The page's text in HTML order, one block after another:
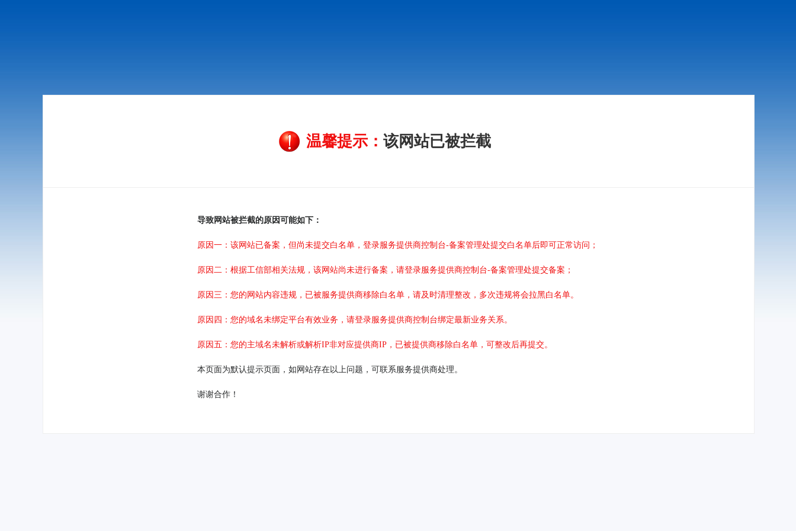
温馨提示： 该网站已被拦截
导致网站被拦截的原因可能如下：
原因一：该网站已备案，但尚未提交白名单，登录服务提供商控制台-备案管理处提交白名单后即可正常访问；
原因二：根据工信部相关法规，该网站尚未进行备案，请登录服务提供商控制台-备案管理处提交备案；
原因三：您的网站内容违规，已被服务提供商移除白名单，请及时清理整改，多次违规将会拉黑白名单。
原因四：您的域名未绑定平台有效业务，请登录服务提供商控制台绑定最新业务关系。
原因五：您的主域名未解析或解析IP非对应提供商IP，已被提供商移除白名单，可整改后再提交。
本页面为默认提示页面，如网站存在以上问题，可联系服务提供商处理。
谢谢合作！